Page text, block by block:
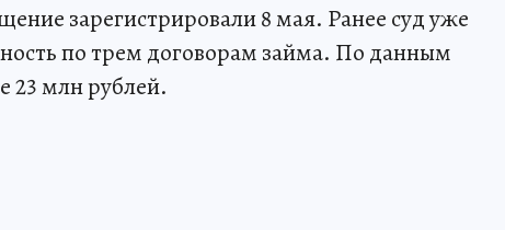
зарегистрировали 8 мая. Ранее суд уже
по трем договорам займа. По данным
23 млн рублей.